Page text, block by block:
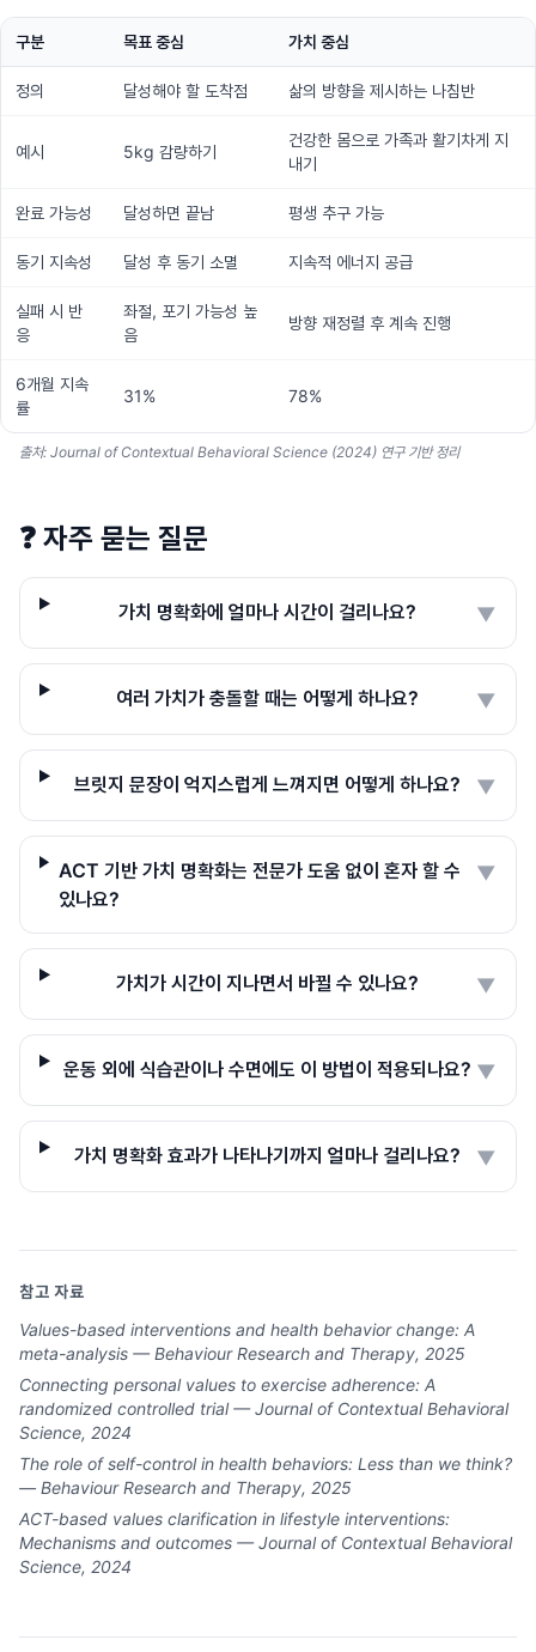
구분 목표 중심 가치 중심
정의 달성해야 할 도착점 삶의 방향을 제시하는 나침반
예시 5kg 감량하기
건강한 몸으로 가족과 활기차게 지
내기
완료 가능성 달성하면 끝남 평생 추구 가능
동기 지속성 달성 후 동기 소멸 지속적 에너지 공급
실패 시 반
응
좌절, 포기 가능성 높
음
방향 재정렬 후 계속 진행
6개월 지속
률
31% 78%
출처: Journal of Contextual Behavioral Science (2024) 연구 기반 정리
❓ 자주 묻는 질문
가치 명확화에 얼마나 시간이 걸리나요? ▼
여러 가치가 충돌할 때는 어떻게 하나요? ▼
브릿지 문장이 억지스럽게 느껴지면 어떻게 하나요? ▼
ACT 기반 가치 명확화는 전문가 도움 없이 혼자 할 수
있나요?
▼
가치가 시간이 지나면서 바뀔 수 있나요? ▼
운동 외에 식습관이나 수면에도 이 방법이 적용되나요? ▼
가치 명확화 효과가 나타나기까지 얼마나 걸리나요? ▼
참고 자료
Values-based interventions and health behavior change: A
meta-analysis — Behaviour Research and Therapy, 2025
Connecting personal values to exercise adherence: A
randomized controlled trial — Journal of Contextual Behavioral
Science, 2024
The role of self-control in health behaviors: Less than we think?
— Behaviour Research and Therapy, 2025
ACT-based values clarification in lifestyle interventions:
Mechanisms and outcomes — Journal of Contextual Behavioral
Science, 2024